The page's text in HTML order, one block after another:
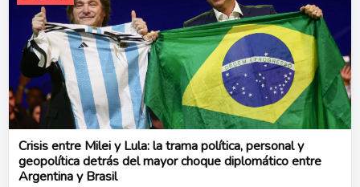
Crisis entre Milei y Lula: la trama política, personal y
geopolítica detrás del mayor choque diplomático entre
Argentina y Brasil